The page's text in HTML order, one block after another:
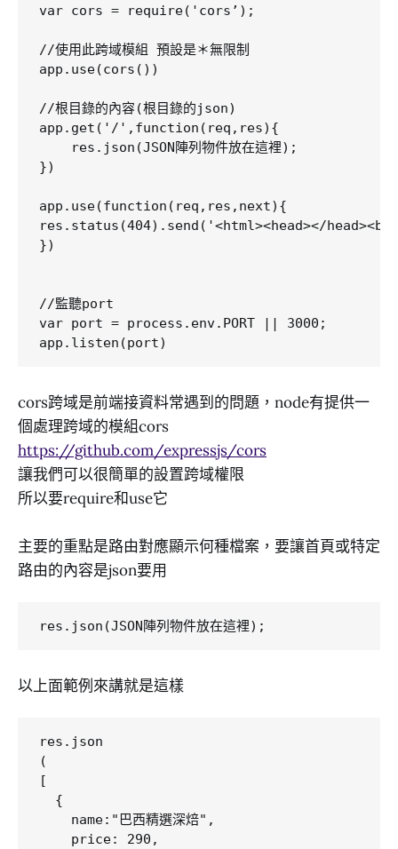
var cors = require('cors’);
//使用此跨域模組 預設是＊無限制
app.use(cors())
//根目錄的內容(根目錄的json)
app.get('/',function(req,res){
    res.json(JSON陣列物件放在這裡);
})
app.use(function(req,res,next){
res.status(404).send('<html><head></
})
//監聽port
var port = process.env.PORT || 3000;
cors跨域是前端接資料常遇到的問題，node有提供一
個處理跨域的模組cors
https://github.com/expressjs/cors
讓我們可以很簡單的設置跨域權限
所以要require和use它
主要的重點是路由對應顯示何種檔案，要讓首頁或特定
路由的內容是json要用
以上面範例來講就是這樣
res.json
(
[
  {
    name:"巴西精選深焙",
    price: 290,